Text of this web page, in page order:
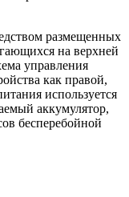
размещенных
на верхней
управления
как правой,
используется
аккумулятор,
бесперебойной